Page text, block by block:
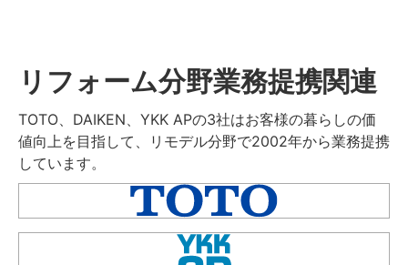
リフォーム分野業務提携関連
TOTO、DAIKEN、YKK APの3社はお客様の暮らしの価
値向上を目指して、リモデル分野で2002年から業務提携
しています。